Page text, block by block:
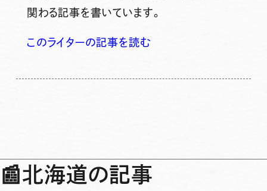
関わる記事を書いています。
このライターの記事を読む
📰北海道の記事